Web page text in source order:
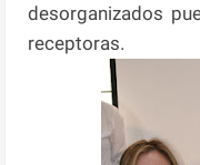
desorganizados
receptoras.